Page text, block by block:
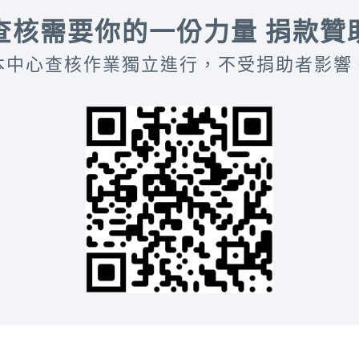
核需要你的一份力量 捐款贊
中心查核作業獨立進行，不受捐助者影響